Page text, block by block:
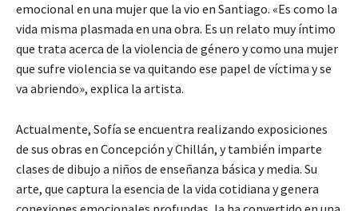
emocional en una mujer que la vio en Santiago. «Es como la
vida misma plasmada en una obra. Es un relato muy íntimo
que trata acerca de la violencia de género y como una mujer
que sufre violencia se va quitando ese papel de víctima y se
va abriendo», explica la artista.
Actualmente, Sofía se encuentra realizando exposiciones
de sus obras en Concepción y Chillán, y también imparte
clases de dibujo a niños de enseñanza básica y media. Su
arte, que captura la esencia de la vida cotidiana y genera